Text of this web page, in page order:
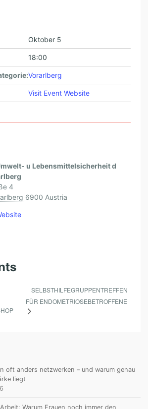
Oktober 5
18:00
Vorarlberg
Visit Event Website
u Lebensmittelsicherheit d
4
6900 Austria
SELBSTHILFEGRUPPENTREFFEN
FÜR ENDOMETRIOSEBETROFFENE
oft anders netzwerken – und warum genau
liegt
Warum Frauen noch immer den